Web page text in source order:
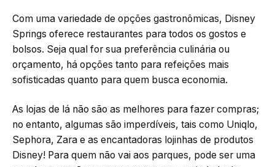
Com uma variedade de opções gastronômicas, Disney
Springs oferece restaurantes para todos os gostos e
bolsos. Seja qual for sua preferência culinária ou
orçamento, há opções tanto para refeições mais
sofisticadas quanto para quem busca economia.
As lojas de lá não são as melhores para fazer compras;
no entanto, algumas são imperdíveis, tais como Uniqlo,
Sephora, Zara e as encantadoras lojinhas de produtos
Disney! Para quem não vai aos parques, pode ser uma